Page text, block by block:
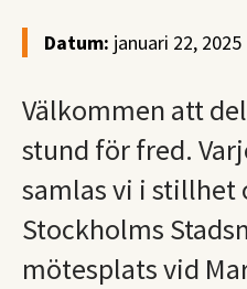
Datum: januari 22, 2025
Välkommen att
stund för fred.
samlas vi i stillhet
Stockholms
mötesplats vid